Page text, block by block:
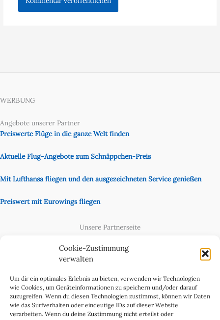
Cookie-Zustimmung
verwalten
Um dir ein optimales Erlebnis zu bieten, verwenden wir Technologien
wie Cookies, um Geräteinformationen zu speichern und/oder darauf
zuzugreifen. Wenn du diesen Technologien zustimmst, können wir Daten
wie das Surfverhalten oder eindeutige IDs auf dieser Website
verarbeiten. Wenn du deine Zustimmung nicht erteilst oder
WERBUNG
Angebote unserer Partner
Preiswerte Flüge in die ganze Welt finden
Aktuelle Flug-Angebote zum Schnäppchen-Preis
Mit Lufthansa fliegen und den ausgezeichneten Service genießen
Preiswert mit Eurowings fliegen
Unsere Partnerseite